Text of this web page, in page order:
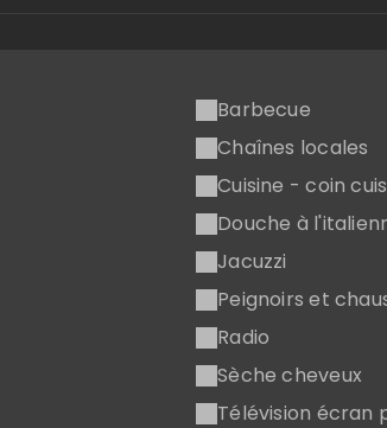
Barbecue
Chaînes locales
Cuisine - coin
Douche à
Jacuzzi
Peignoirs et
Radio
Sèche cheveux
Télévision écran